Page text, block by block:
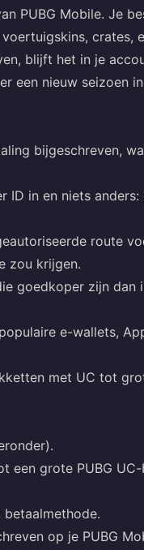
PUBG Mobile. Je
crates,
blijft het in je
een nieuw seizoen
bijgeschreven,
ID in en niets anders:
route
zou krijgen.
goedkoper zijn dan
e-wallets,
met UC tot
een grote PUBG
betaalmethode.
op je PUBG